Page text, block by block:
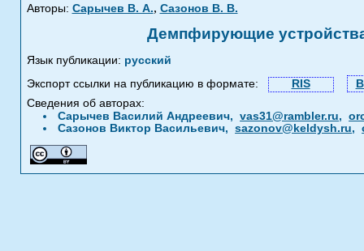
Авторы: Сарычев В. А., Сазонов В. В.
Демпфирующие
Язык публикации: русский
Экспорт ссылки на публикацию в формате:
RIS
Сведения об авторах:
Сарычев Василий Андреевич,vas31@rambler.ru,
Сазонов Виктор Васильевич,sazonov@keldysh.ru,